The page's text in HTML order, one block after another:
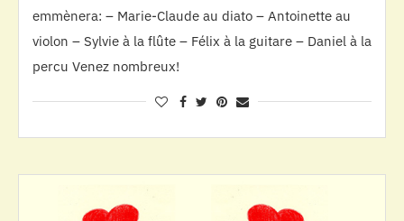
emmènera: – Marie-Claude au diato – Antoinette au
violon – Sylvie à la flûte – Félix à la guitare – Daniel à la
percu Venez nombreux!